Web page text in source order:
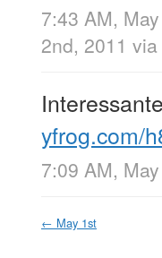
7:43 AM,
2nd, 2011 via
yfrog.com/
7:09 AM,
← May 1st